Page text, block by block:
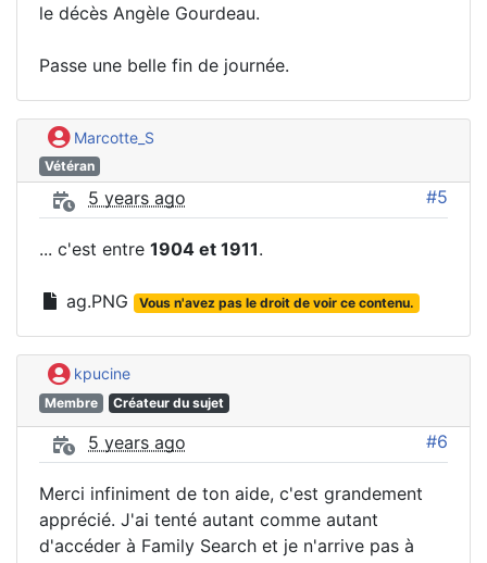
le décès Angèle Gourdeau.
Passe une belle fin de journée.
Marcotte_S
Vétéran
5 years ago #5
... c'est entre 1904 et 1911.
ag.PNG Vous n'avez pas le droit de voir ce contenu.
kpucine
Membre Créateur du sujet
5 years ago #6
Merci infiniment de ton aide, c'est grandement
apprécié. J'ai tenté autant comme autant
d'accéder à Family Search et je n'arrive pas à